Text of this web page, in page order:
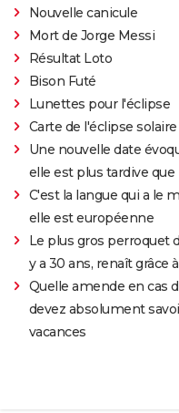
Nouvelle canicule
Mort de Jorge Messi
Résultat Loto
Bison Futé
Lunettes pour l'éclipse
Carte de l'éclipse solaire
Une nouvelle date
elle est plus tardive
C'est la langue qui a le
elle est européenne
Le plus gros perroquet
y a 30 ans, renaît grâce
Quelle amende en cas
devez absolument
vacances